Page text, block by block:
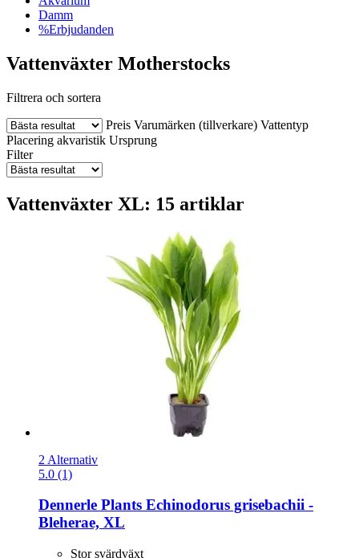
Damm
%Erbjudanden
Vattenväxter Motherstocks
Filtrera och sortera
Preis Varumärken (tillverkare) Vattentyp
Placering akvaristik Ursprung
Filter
Vattenväxter XL: 15 artiklar
2 Alternativ
5.0 (1)
Dennerle Plants Echinodorus grisebachii -​
Bleherae, XL
Stor svärdväxt